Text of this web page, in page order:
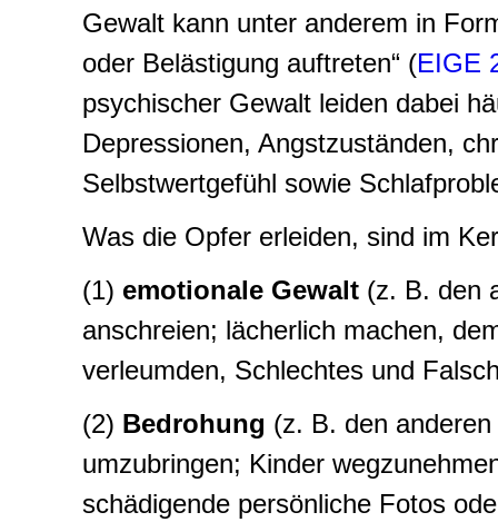
Gewalt kann unter anderem in
oder Belästigung auftreten“ (EIGE
psychischer Gewalt leiden dabei
Depressionen, Angstzuständen,
Selbstwertgefühl sowie
Was die Opfer erleiden, sind im
(1) emotionale Gewalt (z. B. den
anschreien; lächerlich machen,
verleumden, Schlechtes und
(2) Bedrohung (z. B. den
umzubringen; Kinder
schädigende persönliche Fotos